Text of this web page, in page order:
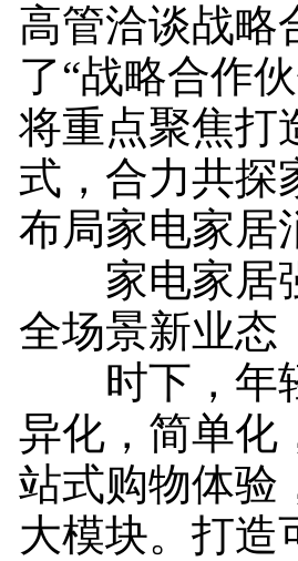
高管洽谈战略
了“战略合作
将重点聚焦打
式，合力共探
布局家电家居
家电家居强
全场景新业态
时下，年轻
异化，简单化
站式购物体验
大模块。打造